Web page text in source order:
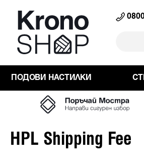
търсенето Преминете
ПОДОВИ НАСТИЛКИ
HPL Shipping Fee